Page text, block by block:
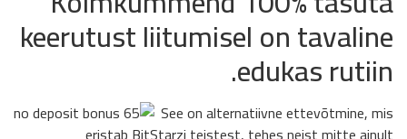
keerutust liitumisel on tavaline
edukas rutiin.
See on alternatiivne ettevõtmine, mis